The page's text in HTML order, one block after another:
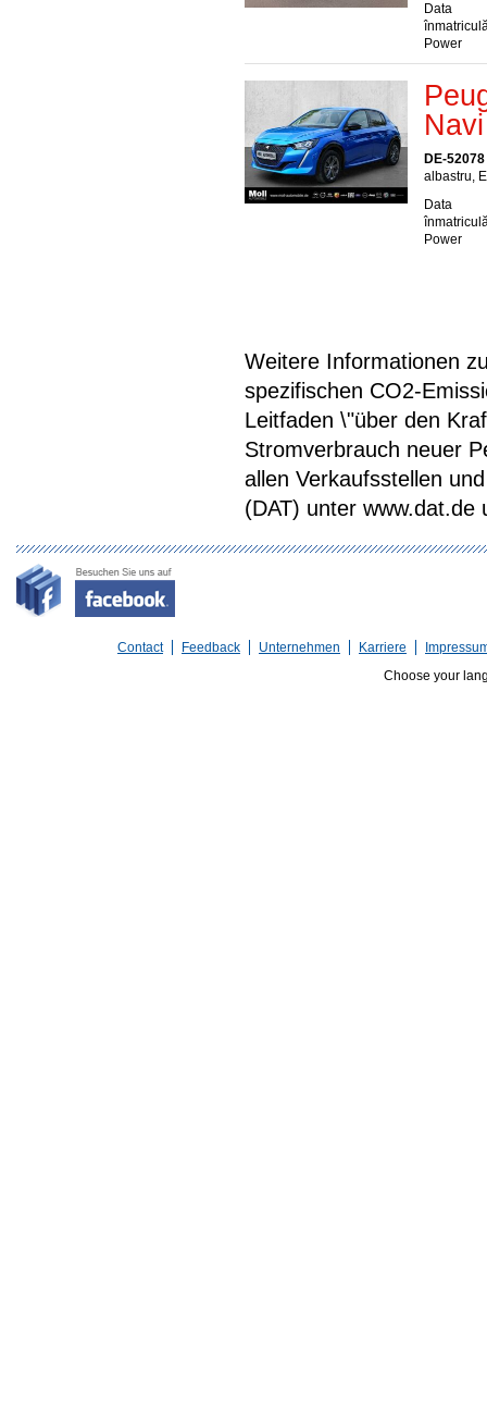
Data
Power
DE-
albastru,
Data
Power
Weitere Informationen
spezifischen CO2-
Leitfaden \"über den
Stromverbrauch neuer
allen Verkaufsstellen
(DAT) unter www.dat.de
Contact Feedback Unternehmen Karriere
Choose your